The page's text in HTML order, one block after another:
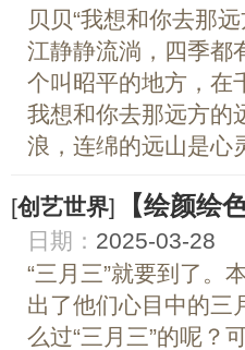
贝贝“我想和你去那
江静静流淌，四季都
个叫昭平的地方，在
我想和你去那远方的
浪，连绵的远山是
[创艺世界] 【绘颜绘
日期： 2025-03-28
“三月三”就要到了。
出了他们心目中的三
么过“三月三”的呢？